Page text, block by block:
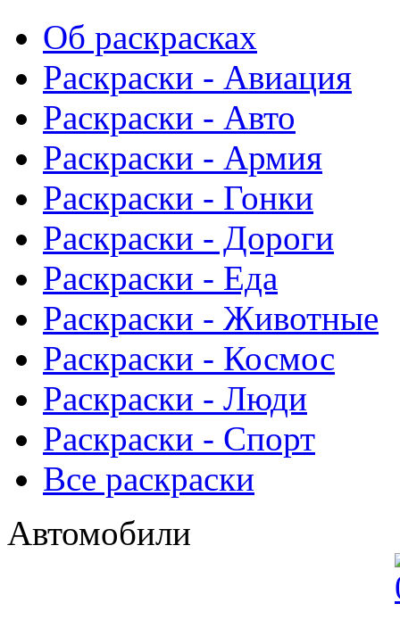
Об раскрасках
Раскраски - Авиация
Раскраски - Авто
Раскраски - Армия
Раскраски - Гонки
Раскраски - Дороги
Раскраски - Еда
Раскраски - Животныe
Раскраски - Космос
Раскраски - Люди
Раскраски - Спорт
Все раскраски
Автомобили